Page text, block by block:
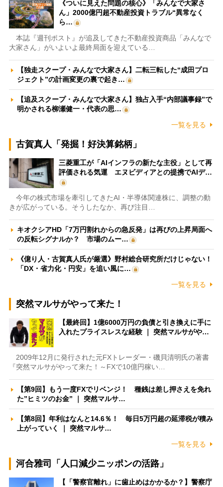
《ついに見えた問題の核心》「みんなで大家さ
ん」2000億円超不動産投資トラブル“異常なく
ら…
本誌『週刊ポスト』が追及してきた不動産投資商品「みんなで
大家さん」がいよいよ最終局面を迎えている…
【独走スクープ・みんなで大家さん】二転三転した“成田プロ
ジェクト”の計画変更の裏で起き…
【追及スクープ・みんなで大家さん】独占入手“内部議事録”で
明かされる柳瀬健一・代表の思…
一覧を見る
古賀真人「発掘！好決算銘柄」
三菱重工が「AIインフラの新たな主役」として再
評価される気運 エヌビディアとの提携でAIデ…
今年の株式市場を牽引してきたAI・半導体関連株に、調整の動
きが広がっている。そうしたなか、再び注目…
キオクシアHD「7万円割れからの急反発」は再びの上昇局面へ
の反転シグナルか？ 市場のムー…
《億り人・古賀真人氏が厳選》野村総合研究所だけじゃない！
「DX・省力化・円安」を追い風に…
一覧を見る
突然マルサがやって来た！
【最終回】1億6000万円の負債と引き換えに手に
入れたプライスレスな経験 ｜ 突然マルサがや…
2009年12月に発行された元FXトレーダー・磯貝清明氏の著書
『突然マルサがやって来た！～FXで10億円稼い…
【第9回】もう一度FXでリベンジ！ 種銭は差し押さえを免れ
た”ヒミツのお金” ｜ 突然マルサ…
【第8回】年利はなんと14.6％！ 毎日5万円超の延滞税が積み
上がっていく ｜ 突然マルサ…
一覧を見る
河合雅司「人口減少ニッポンの活路」
【「警察官離れ」に歯止めはかかるか？】警察庁